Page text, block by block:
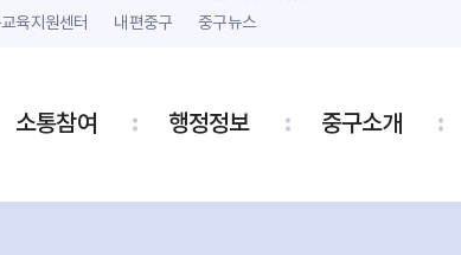
육지원센터 내편중구 중구뉴스
소통참여 행정정보 중구소개